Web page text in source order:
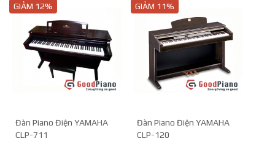
GIẢM 12%
Đàn Piano Điện YAMAHA
CLP-711
GIẢM 11%
Đàn Piano Điện YAMAHA
CLP-120